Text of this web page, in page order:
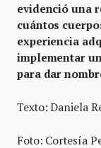
evidenció una
cuántos
experiencia
implementar
para dar
Texto: Daniela
Foto: Cortesía